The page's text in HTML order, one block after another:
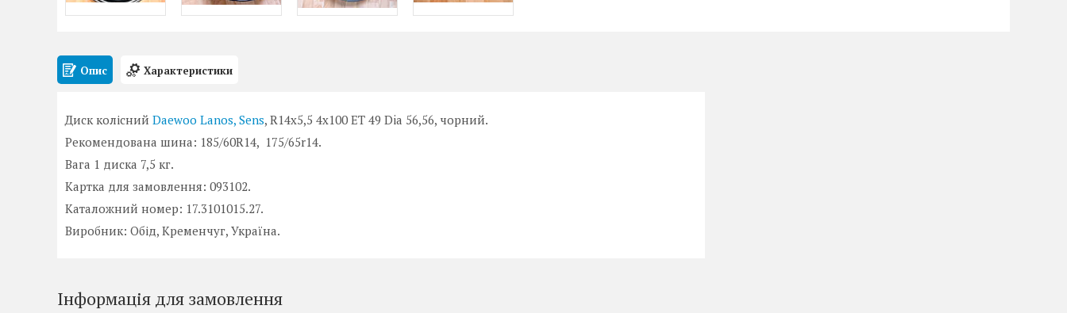
Опис Характеристики
Диск колісний Daewoo Lanos, Sens, R14x5,5 4x100 ET 49 Dia 56,56, чорний.
Рекомендована шина: 185/60R14, 175/65r14.
Вага 1 диска 7,5 кг.
Картка для замовлення: 093102.
Каталожний номер: 17.3101015.27.
Виробник: Обід, Кременчуг, Україна.
Інформація для замовлення